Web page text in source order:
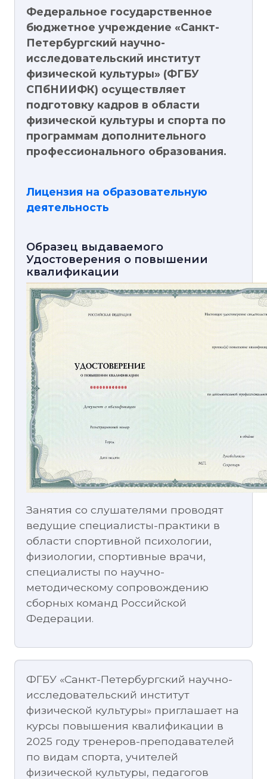
Федеральное государственное
бюджетное учреждение «Санкт-
Петербургский научно-
исследовательский институт
физической культуры» (ФГБУ
СПбНИИФК) осуществляет
подготовку кадров в области
физической культуры и спорта по
программам дополнительного
профессионального образования.
Лицензия на образовательную
деятельность
Образец выдаваемого
Удостоверения о повышении
квалификации
Занятия со слушателями проводят
ведущие специалисты-практики в
области спортивной психологии,
физиологии, спортивные врачи,
специалисты по научно-
методическому сопровождению
сборных команд Российской
Федерации.
ФГБУ «Санкт-Петербургский научно-
исследовательский институт
физической культуры» приглашает на
курсы повышения квалификации в
2025 году тренеров-преподавателей
по видам спорта, учителей
физической культуры, педагогов